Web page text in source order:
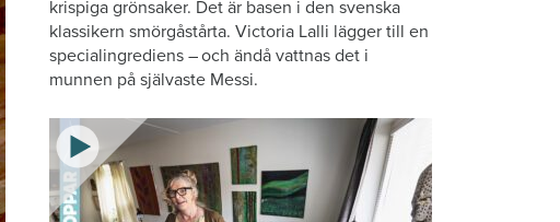
krispiga grönsaker. Det är basen i den svenska
klassikern smörgåstårta. Victoria Lalli lägger till en
specialingrediens – och ändå vattnas det i
munnen på självaste Messi.